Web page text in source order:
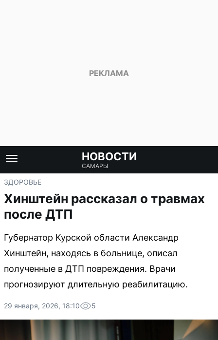
НОВОСТИ
САМАРЫ
ЗДОРОВЬЕ
Хинштейн рассказал о травмах
после ДТП
Губернатор Курской области Александр
Хинштейн, находясь в больнице, описал
полученные в ДТП повреждения. Врачи
прогнозируют длительную реабилитацию.
29 января, 2026, 18:10 5